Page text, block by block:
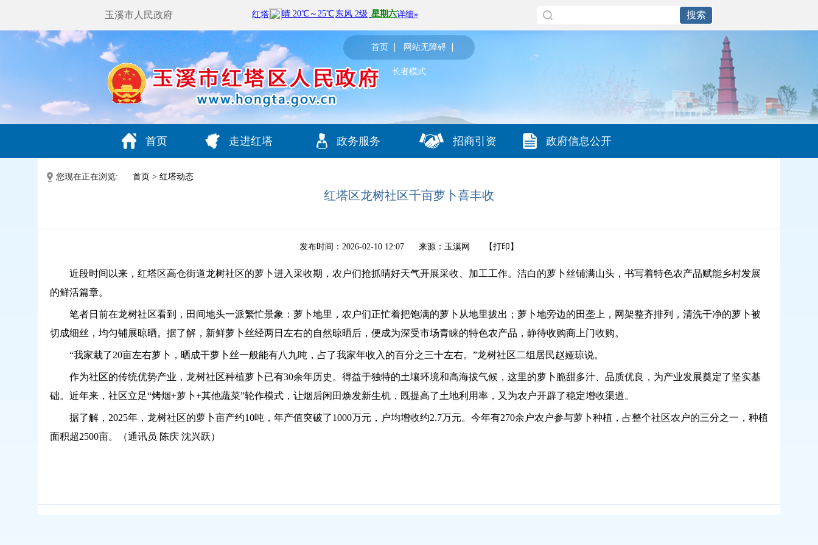
玉溪市人民政府
首页 网站无障碍
长者模式
首页 走进红塔 政务服务 招商引资 政府信息公开
您现在正在浏览: 首页 > 红塔动态
红塔区龙树社区千亩萝卜喜丰收
发布时间：2026-02-10 12:07 来源：玉溪网 【打印 】
近段时间以来，红塔区高仓街道龙树社区的萝卜进入采收期，农户们抢抓晴好天气开展采收、加工工作。洁白的萝卜丝铺满山头，书写着特色农产品赋能乡村发展
的鲜活篇章。
笔者日前在龙树社区看到，田间地头一派繁忙景象：萝卜地里，农户们正忙着把饱满的萝卜从地里拔出；萝卜地旁边的田垄上，网架整齐排列，清洗干净的萝卜被
切成细丝，均匀铺展晾晒。据了解，新鲜萝卜丝经两日左右的自然晾晒后，便成为深受市场青睐的特色农产品，静待收购商上门收购。
“我家栽了20亩左右萝卜，晒成干萝卜丝一般能有八九吨，占了我家年收入的百分之三十左右。 ”龙树社区二组居民赵娅琼说。
作为社区的传统优势产业，龙树社区种植萝卜已有30余年历史。得益于独特的土壤环境和高海拔气候，这里的萝卜脆甜多汁、品质优良，为产业发展奠定了坚实基
础。近年来，社区立足“烤烟+萝卜+其他蔬菜”轮作模式，让烟后闲田焕发新生机，既提高了土地利用率，又为农户开辟了稳定增收渠道。
据了解， 2025年，龙树社区的萝卜亩产约10吨，年产值突破了1000万元，户均增收约2.7万元。今年有270余户农户参与萝卜种植，占整个社区农户的三分之一，种植
面积超2500亩。（通讯员 陈庆 沈兴跃）